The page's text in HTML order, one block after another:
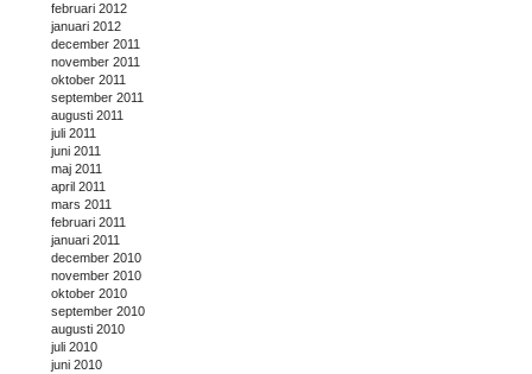
februari 2012
januari 2012
december 2011
november 2011
oktober 2011
september 2011
augusti 2011
juli 2011
juni 2011
maj 2011
april 2011
mars 2011
februari 2011
januari 2011
december 2010
november 2010
oktober 2010
september 2010
augusti 2010
juli 2010
juni 2010